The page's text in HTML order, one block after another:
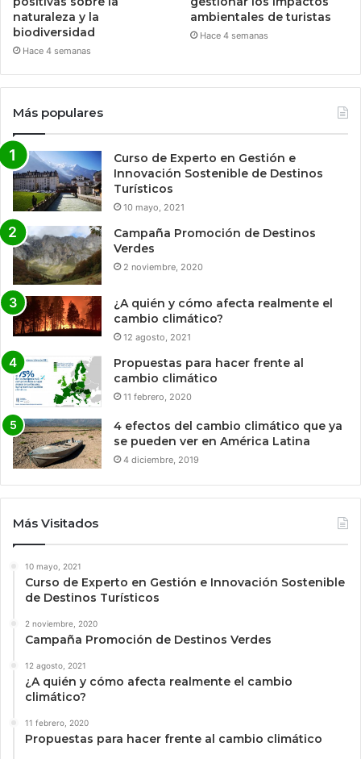
naturaleza y la
biodiversidad
Hace 4 semanas
ambientales de turistas
Hace 4 semanas
Más populares
Curso de Experto en Gestión e
Innovación Sostenible de Destinos
Turísticos
10 mayo, 2021
Campaña Promoción de Destinos
Verdes
2 noviembre, 2020
¿A quién y cómo afecta realmente el
cambio climático?
12 agosto, 2021
Propuestas para hacer frente al
cambio climático
11 febrero, 2020
4 efectos del cambio climático que ya
se pueden ver en América Latina
4 diciembre, 2019
Más Visitados
10 mayo, 2021
Curso de Experto en Gestión e Innovación Sostenible
de Destinos Turísticos
2 noviembre, 2020
Campaña Promoción de Destinos Verdes
12 agosto, 2021
¿A quién y cómo afecta realmente el cambio
climático?
11 febrero, 2020
Propuestas para hacer frente al cambio climático